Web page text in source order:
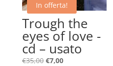
In offerta!
Trough the
eyes of love -
cd – usato
€35,00 Il
€7,00Il